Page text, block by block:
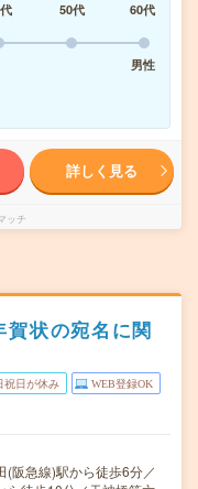
50代
60代
男性
詳しく見る
ッチ
賀状の宛名に関
祝日が休み WEB登録OK
(阪急線)駅から徒歩6分／